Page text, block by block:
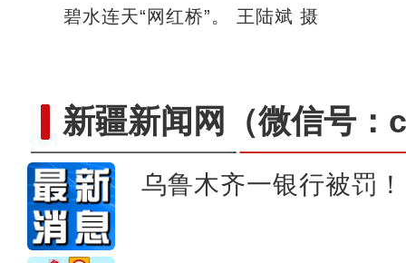
碧水连天“网红桥”。 王陆斌 摄
新疆新闻网 （微信号
乌鲁木齐一银行被罚！